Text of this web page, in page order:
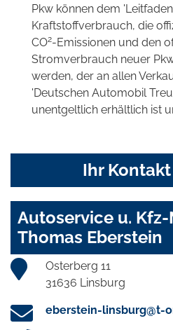
Pkw können dem
Kraftstoffverbrauch, die
CO2-Emissionen und den
Stromverbrauch neuer
werden, der an allen
'Deutschen Automobil
unentgeltlich erhältlich ist
Ihr
Autoservice u.
Thomas Eberstein
Osterberg 11
31636 Linsburg
eberstein-linsburg@t-